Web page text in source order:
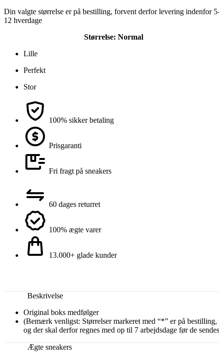
Din valgte størrelse er på bestilling, forvent derfor levering indenfor
12 hverdage
Størrelse: Normal
Lille
Perfekt
Stor
100% sikker betaling
Prisgaranti
Fri fragt på sneakers
60 dages returret
100% ægte varer
13.000+ glade kunder
Beskrivelse
Original boks medfølger
(Bemærk venligst: Størrelser markeret med “*” er på bestilling,
og der skal derfor regnes med op til 7 arbejdsdage før de
Ægte sneakers